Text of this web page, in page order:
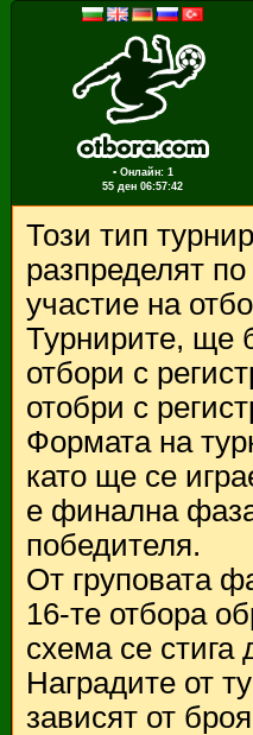
▪ Онлайн: 1
55 ден 06:57:42
Този тип
разпределят
участие на
Турнирите, ще
отбори с
отобри с
Формата на
като ще се
е финална
победителя.
От груповата
16-те отбора
схема се стига
Наградите от
зависят от